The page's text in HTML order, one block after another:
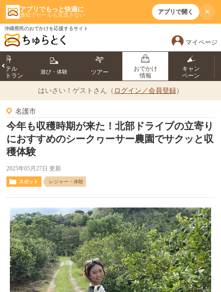
アプリでもっと快適に
通知でセールも見逃さない アプリで開く ×
沖縄県民のおでかけを応援するサイト
マイページ
ホテル
トラン
遊び・体験 ツアー
おでかけ
情報
キャン
ペーン
はいさい！ ゲストさん（ ログイン／会員登録）
名護市
今年も収穫時期が来た！北部ドライブの立寄り
におすすめのシークヮーサー農園でサクッと収
穫体験
2025年05月27日 更新
スポット レジャー・体験